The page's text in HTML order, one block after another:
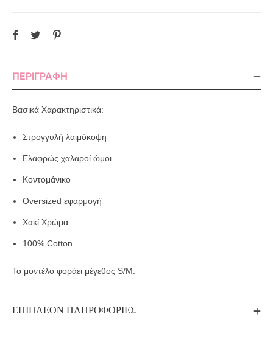
ΠΕΡΙΓΡΑΦΉ
Βασικά Χαρακτηριστικά:
Στρογγυλή λαιμόκοψη
Ελαφρώς χαλαροί ώμοι
Κοντομάνικο
Oversized εφαρμογή
Χακί Χρώμα
100% Cotton
Το μοντέλο φοράει μέγεθος S/M.
ΕΠΙΠΛΈΟΝ ΠΛΗΡΟΦΟΡΊΕΣ